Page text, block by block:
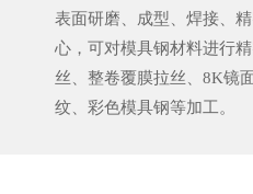
表面研磨、成型、焊接、
心，可对模具钢材料进行
丝、整卷覆膜拉丝、8K镜
纹、彩色模具钢等加工。